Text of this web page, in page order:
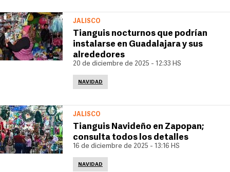
JALISCO
Tianguis nocturnos que podrían
instalarse en Guadalajara y sus
alrededores
20 de diciembre de 2025 - 12:33 HS
NAVIDAD
JALISCO
Tianguis Navideño en Zapopan;
consulta todos los detalles
16 de diciembre de 2025 - 13:16 HS
NAVIDAD